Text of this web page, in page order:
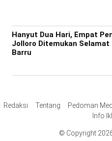
Hanyut Dua Hari, Empat
Jolloro Ditemukan Selamat
Barru
Redaksi Tentang Pedoman
Info
© Copyright